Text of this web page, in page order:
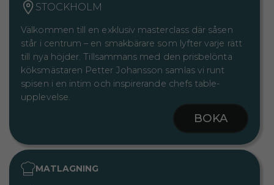
STOCKHOLM
Välkommen till en exklusiv masterclass där såsen
står i centrum – en smakbärare som lyfter varje rätt
till nya höjder. Tillsammans med den prisbelönta
köksmästaren Petter Johansson samlas vi runt
spisen i en intim och inspirerande chefs table-
upplevelse.
BOKA
MATLAGNING